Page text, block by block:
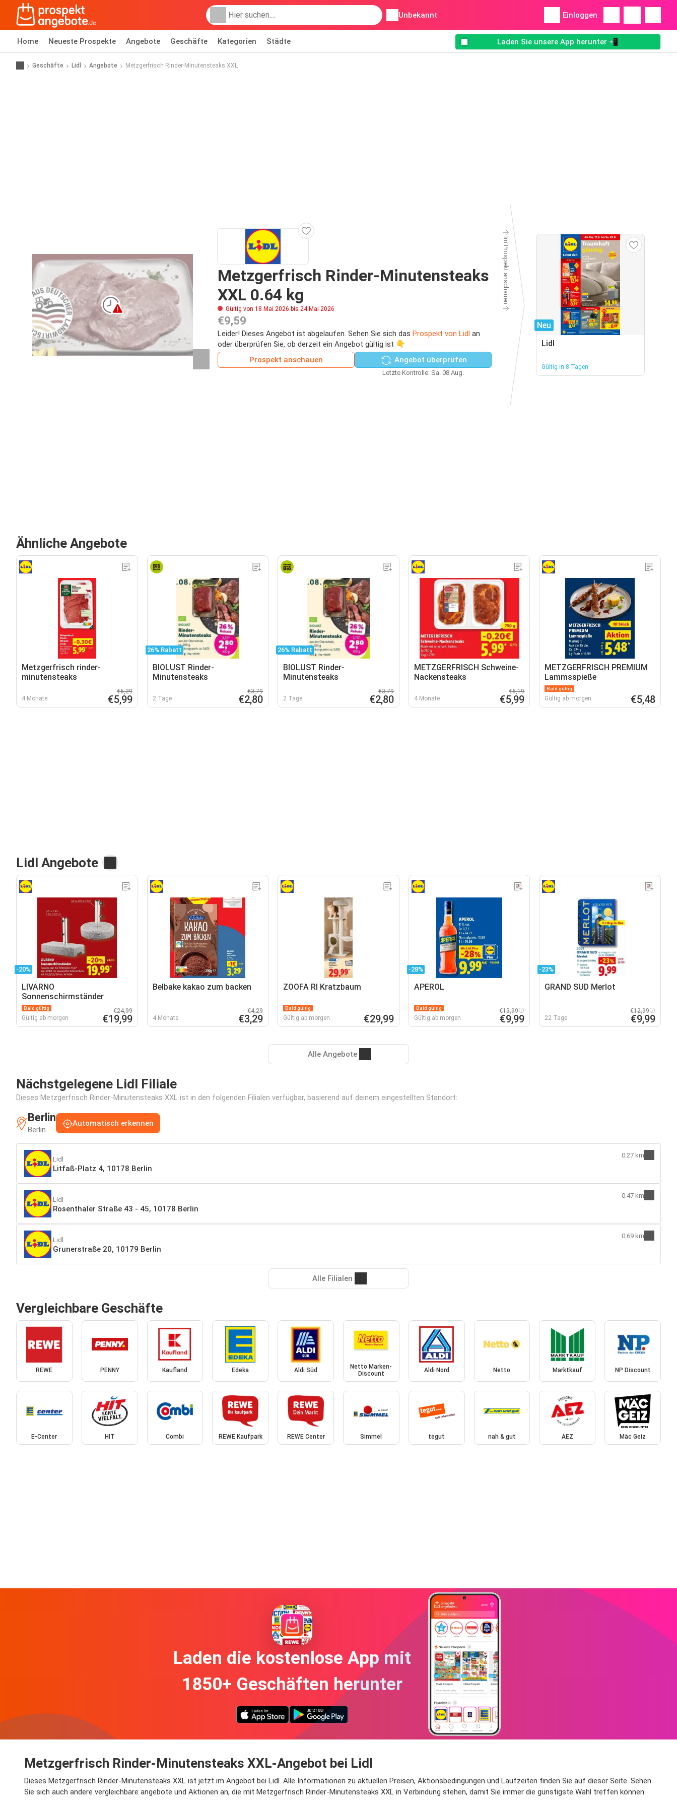
Unbekannt Einloggen
Home Neueste Prospekte Angebote Geschäfte Kategorien Städte Laden Sie unsere App herunter 📲
Geschäfte Lidl Angebote Metzgerfrisch Rinder-Minutensteaks XXL
Metzgerfrisch Rinder-Minutensteaks
XXL 0.64 kg
Gültig von 18 Mai 2026 bis 24 Mai 2026
€9,59
Leider! Dieses Angebot ist abgelaufen. Sehen Sie sich das Prospekt von Lidl an
oder überprüfen Sie, ob derzeit ein Angebot gültig ist 👇
Prospekt anschauen
Angebot überprüfen
Letzte Kontrolle: Sa. 08 Aug.
Im Prospekt anschauen
Neu
Lidl
Gültig in 8 Tagen
Ähnliche Angebote
Metzgerfrisch rinder-
minutensteaks
4 Monate
€6,29
€5,99
26% Rabatt
BIOLUST Rinder-
Minutensteaks
2 Tage
€3,79
€2,80
26% Rabatt
BIOLUST Rinder-
Minutensteaks
2 Tage
€3,79
€2,80
METZGERFRISCH Schweine-
Nackensteaks
4 Monate
€6,19
€5,99
METZGERFRISCH PREMIUM
Lammsspieße
Bald gültig
Gültig ab morgen €5,48
Lidl Angebote
-20%
LIVARNO
Sonnenschirmständer
Bald gültig
Gültig ab morgen
€24,99
€19,99
Belbake kakao zum backen
4 Monate
€4,29
€3,29
ZOOFA RI Kratzbaum
Bald gültig
Gültig ab morgen €29,99
-28%
APEROL
Bald gültig
Gültig ab morgen
€13,99
€9,99
-23%
GRAND SUD Merlot
22 Tage
€12,99
€9,99
Alle Angebote
Nächstgelegene Lidl Filiale
Dieses Metzgerfrisch Rinder-Minutensteaks XXL ist in den folgenden Filialen verfügbar, basierend auf deinem eingestellten Standort:
Berlin
Berlin
Automatisch erkennen
Lidl
Litfaß-Platz 4, 10178 Berlin
0.27 km
Lidl
Rosenthaler Straße 43 - 45, 10178 Berlin
0.47 km
Lidl
Grunerstraße 20, 10179 Berlin
0.69 km
Alle Filialen
Vergleichbare Geschäfte
REWE PENNY Kaufland Edeka Aldi Süd
Netto Marken-
Discount
Aldi Nord Netto Marktkauf NP Discount
E-Center HIT Combi REWE Kaufpark REWE Center Simmel tegut nah & gut AEZ Mäc Geiz
Laden die kostenlose App mit
1850+ Geschäften herunter
Metzgerfrisch Rinder-Minutensteaks XXL-Angebot bei Lidl
Dieses Metzgerfrisch Rinder-Minutensteaks XXL ist jetzt im Angebot bei Lidl. Alle Informationen zu aktuellen Preisen, Aktionsbedingungen und Laufzeiten finden Sie auf dieser Seite. Sehen
Sie sich auch andere vergleichbare angebote und Aktionen an, die mit Metzgerfrisch Rinder-Minutensteaks XXL in Verbindung stehen, damit Sie immer die günstigste Wahl treffen können.